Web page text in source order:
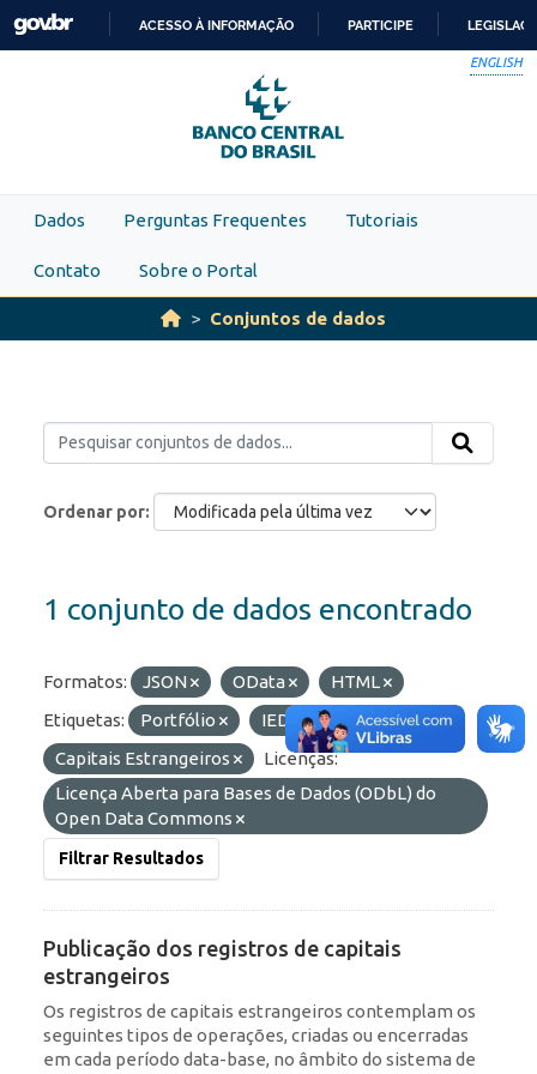
Skip to main content
PARA
O
CONTEÚDO
ACESSO À INFORMAÇÃO PARTICIPE
ENGLISH
Dados Perguntas Frequentes Tutoriais
Contato Sobre o Portal
Conjuntos de dados
Ordenar por
1 conjunto de dados encontrado
Formatos: JSON OData
HTML
Etiquetas:
Portfólio
IED
Capitais Estrangeiros
Licenças:
Licença Aberta para Bases de Dados (ODbL) do
Open Data Commons
Filtrar Resultados
Publicação dos registros de capitais
estrangeiros
Os registros de capitais estrangeiros contemplam os
seguintes tipos de operações, criadas ou encerradas
em cada período data-base, no âmbito do sistema de